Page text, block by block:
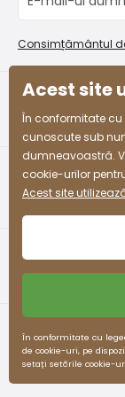
4-5 ani 104
5-6 ani 110
7-8 ani 122
8-9 ani 128
9-10 ani 134
10-11 ani 140
Procedura de
Program de
Colectarea
Consimțământul
Acest site
În conformitate cu
cunoscute sub
dumneavoastră.
cookie-urilor
Acest site
În conformitate cu
de cookie-uri, pe
setați setările cookie-